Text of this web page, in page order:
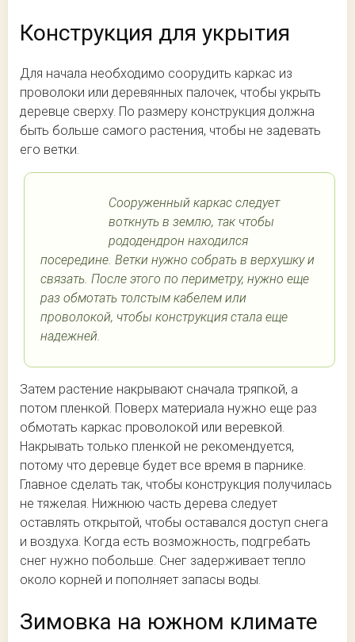
Конструкция для укрытия
Для начала необходимо соорудить каркас из
проволоки или деревянных палочек, чтобы укрыть
деревце сверху. По размеру конструкция должна
быть больше самого растения, чтобы не задевать
его ветки.
Сооруженный каркас следует
воткнуть в землю, так чтобы
рододендрон находился
посередине. Ветки нужно собрать в верхушку и
связать. После этого по периметру, нужно еще
раз обмотать толстым кабелем или
проволокой, чтобы конструкция стала еще
надежней.
Затем растение накрывают сначала тряпкой, а
потом пленкой. Поверх материала нужно еще раз
обмотать каркас проволокой или веревкой.
Накрывать только пленкой не рекомендуется,
потому что деревце будет все время в парнике.
Главное сделать так, чтобы конструкция получилась
не тяжелая. Нижнюю часть дерева следует
оставлять открытой, чтобы оставался доступ снега
и воздуха. Когда есть возможность, подгребать
снег нужно побольше. Снег задерживает тепло
около корней и пополняет запасы воды.
Зимовка на южном климате